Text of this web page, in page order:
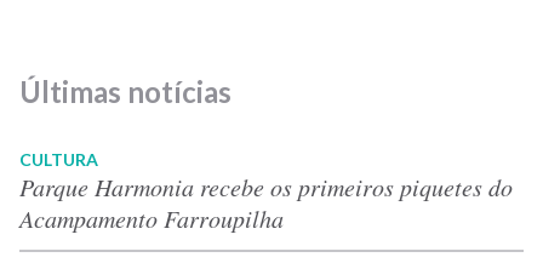
Últimas notícias
CULTURA
Parque Harmonia recebe os primeiros piquetes do
Acampamento Farroupilha